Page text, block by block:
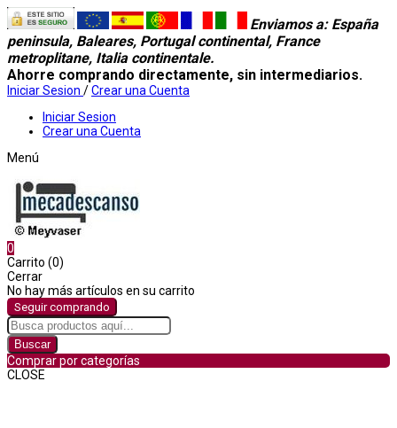
Enviamos a: España
peninsula, Baleares, Portugal continental, France
metroplitane, Italia continentale.
Ahorre comprando directamente, sin intermediarios.
Iniciar Sesion /Crear una Cuenta
Iniciar Sesion
Crear una Cuenta
Menú
0
Carrito (0)
Cerrar
No hay más artículos en su carrito
Seguir comprando
Buscar
Comprar por categorías
CLOSE